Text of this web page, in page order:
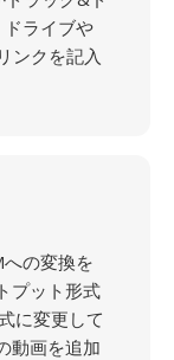
ライブや
ンクを記入
の変換を
プット形式
に変更して
動画を追加